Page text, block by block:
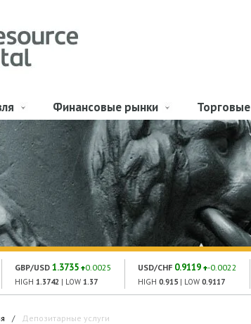
Финансовые рынки
GBP/USD 1.3735 0.0025
HIGH 1.3742 | LOW 1.37
USD/CHF 0.9119 -0.0022
HIGH 0.915 | LOW 0.9117
/ Депозитарные услуги